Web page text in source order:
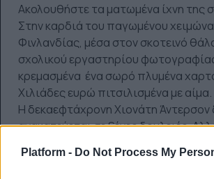
Platform - Do Not Process My
Ακολουθήστε τα ματωμένα ίχνη της
Στην καρδιά του παγωμένου
Φινλανδίας, μέσα στον σκοτεινό
σχολικού εργαστηρίου
κρεμασμένα ένα σωρό πλυμένα
Χιλιάδες ευρώ πιτσιλισμένα με αίμα.
Η δεκαεφτάχρονη Χιονάτη Άντερσον
ανακατεύεται σε ξένες δουλειές.
λεφτά που βρίσκει ανατρέπουν τα
της: αναζητώντας τα ίχνη τους θα